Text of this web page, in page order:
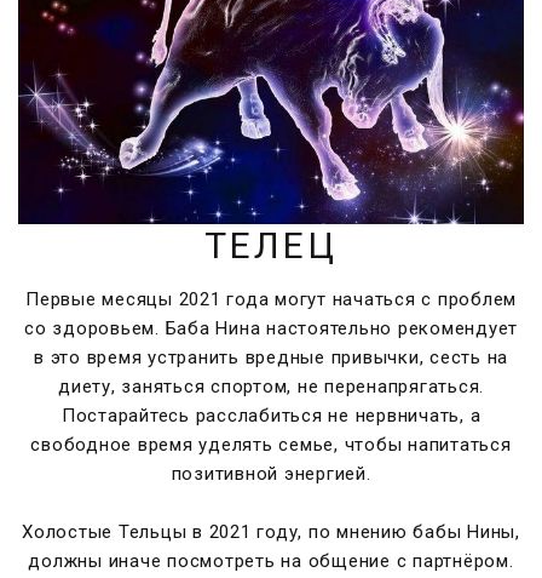
ТЕЛЕЦ
Первые месяцы 2021 года могут начаться с проблем
со здоровьем. Баба Нина настоятельно рекомендует
в это время устранить вредные привычки, сесть на
диету, заняться спортом, не перенапрягаться.
Постарайтесь расслабиться не нервничать, а
свободное время уделять семье, чтобы напитаться
позитивной энергией.
Холостые Тельцы в 2021 году, по мнению бабы Нины,
должны иначе посмотреть на общение с партнёром.